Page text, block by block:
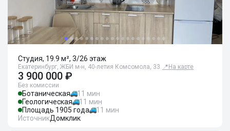
Студия, 19.9 м², 3/26 этаж
Екатеринбург, ЖБИ м-н, 40-летия Комсомола, 33 📍 На карте
3 900 000 ₽
Без комиссии
Ботаническая
11 мин
Геологическая
11 мин
Площадь 1905 года
11 мин
ИсточникДомклик